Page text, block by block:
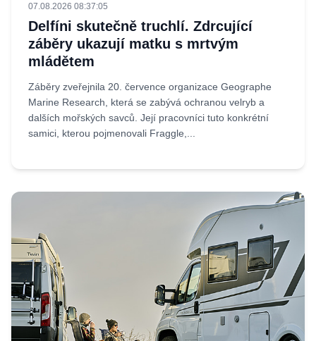
07.08.2026 08:37:05
Delfíni skutečně truchlí. Zdrcující
záběry ukazují matku s mrtvým
mládětem
Záběry zveřejnila 20. července organizace Geographe
Marine Research, která se zabývá ochranou velryb a
dalších mořských savců. Její pracovníci tuto konkrétní
samici, kterou pojmenovali Fraggle,...